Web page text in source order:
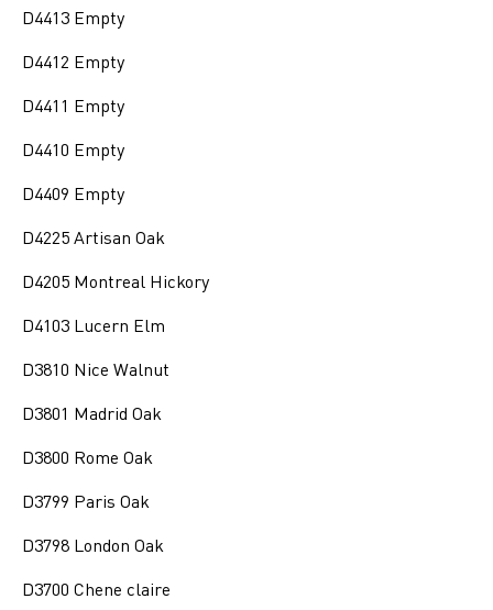
D4413 Empty
D4412 Empty
D4411 Empty
D4410 Empty
D4409 Empty
D4225 Artisan Oak
D4205 Montreal Hickory
D4103 Lucern Elm
D3810 Nice Walnut
D3801 Madrid Oak
D3800 Rome Oak
D3799 Paris Oak
D3798 London Oak
D3700 Chene claire